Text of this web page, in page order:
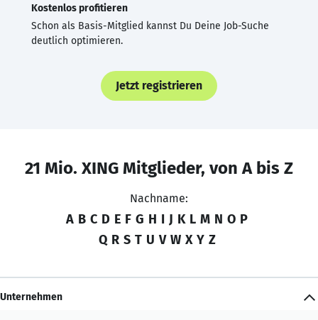
Kostenlos profitieren
Schon als Basis-Mitglied kannst Du Deine Job-Suche
deutlich optimieren.
Jetzt registrieren
21 Mio. XING Mitglieder, von A bis Z
Nachname:
A B C D E F G H I J K L M N O P
Q R S T U V W X Y Z
Unternehmen